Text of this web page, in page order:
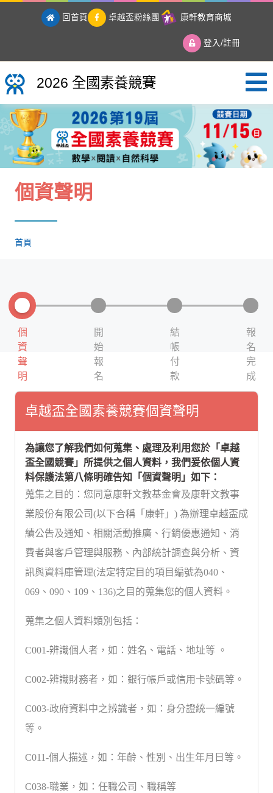
回首頁 卓越盃粉絲團 康軒教育商城
登入/註冊
2026 全國素養競賽
2026 全國素養競賽
個資聲明
首頁
個
資
聲
明
開
始
報
名
結
帳
付
款
報
名
完
成
卓越盃全國素養競賽個資聲明
為讓您了解我們如何蒐集、處理及利用您於「卓越
盃全國競賽」所提供之個人資料，我們爰依個人資
料保護法第八條明確告知「個資聲明」如下：
蒐集之目的：您同意康軒文教基金會及康軒文教事
業股份有限公司(以下合稱「康軒」) 為辦理卓越盃成
績公告及通知、相關活動推廣、行銷優惠通知、消
費者與客戶管理與服務、內部統計調查與分析、資
訊與資料庫管理(法定特定目的項目編號為040、
069、090、109、136)之目的蒐集您的個人資料。
蒐集之個人資料類別包括：
C001-辨識個人者，如：姓名、電話、地址等 。
C002-辨識財務者，如：銀行帳戶或信用卡號碼等。
C003-政府資料中之辨識者，如：身分證統一編號
等。
C011-個人描述，如：年齡、性別、出生年月日等。
C038-職業，如：任職公司、職稱等